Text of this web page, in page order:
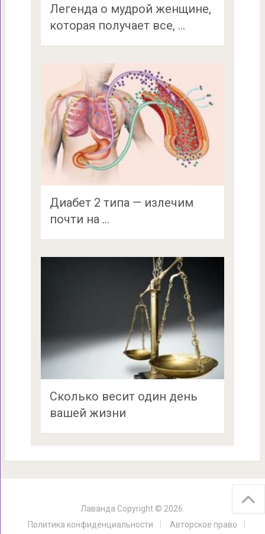
Легенда о мудрой женщине,
которая получает все, …
Диабет 2 типа — излечим
почти на …
Сколько весит один день
вашей жизни
Лаванда Copyright © 2026.
Политика конфиденциальности
Авторское право